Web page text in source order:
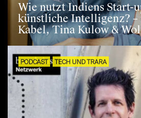
Wie nutzt Indiens Start-
künstliche Intelligenz? –
Kabel, Tina Kulow &
PODCAST TECH UND TRARA